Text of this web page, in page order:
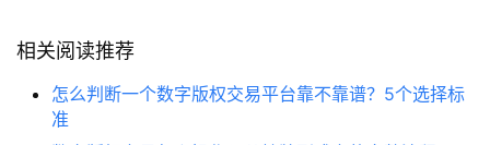
相关阅读推荐
怎么判断一个数字版权交易平台靠不靠谱？5个选择标
准